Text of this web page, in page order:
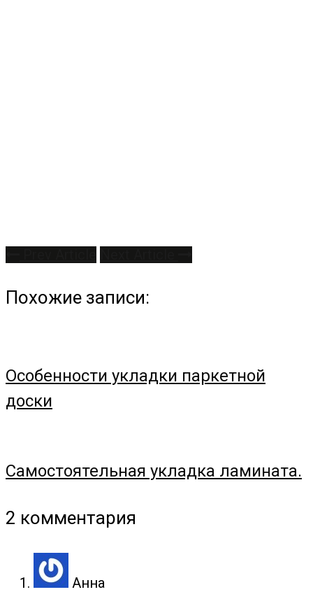
Похожие записи:
Особенности укладки паркетной
доски
Самостоятельная укладка ламината.
2 комментария
Анна